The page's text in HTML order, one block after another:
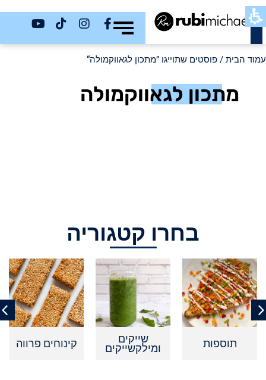
כשר
עמוד הבית / פוסטים שתוייגו ”מתכון לגאווקמולה“
מתכון לגאווקמולה
בחרו קטגוריה
תוספות שייקים
ומילקשייקים קינוחים פרווה